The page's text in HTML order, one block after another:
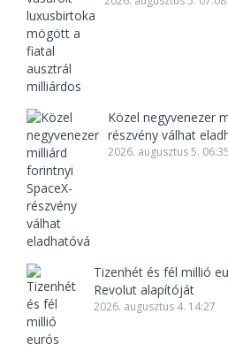
Közel negyvenezer
részvény válhat
2026. augusztus 5. 06:35
Tizenhét és fél millió
Revolut alapítóját
2026. augusztus 4. 14:27